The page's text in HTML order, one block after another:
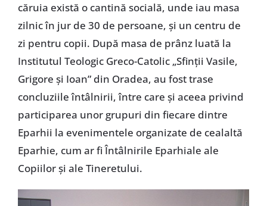
căruia există o cantină socială, unde iau masa
zilnic în jur de 30 de persoane, şi un centru de
zi pentru copii. După masa de prânz luată la
Institutul Teologic Greco-Catolic „Sfinţii Vasile,
Grigore şi Ioan” din Oradea, au fost trase
concluziile întâlnirii, între care şi aceea privind
participarea unor grupuri din fiecare dintre
Eparhii la evenimentele organizate de cealaltă
Eparhie, cum ar fi Întâlnirile Eparhiale ale
Copiilor şi ale Tineretului.